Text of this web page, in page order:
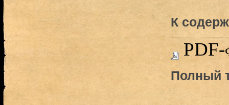
К
PDF-
Полный